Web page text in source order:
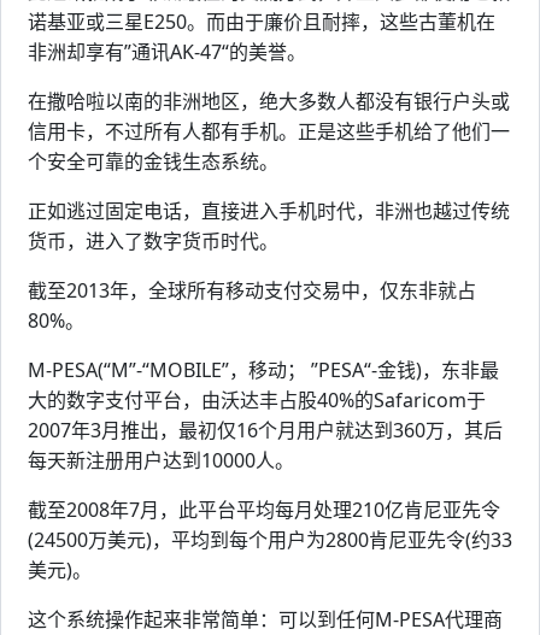
诺基亚或三星E250。而由于廉价且耐摔，这些古董机在
非洲却享有”通讯AK-47“的美誉。
在撒哈啦以南的非洲地区，绝大多数人都没有银行户头或
信用卡，不过所有人都有手机。正是这些手机给了他们一
个安全可靠的金钱生态系统。
正如逃过固定电话，直接进入手机时代，非洲也越过传统
货币，进入了数字货币时代。
截至2013年，全球所有移动支付交易中，仅东非就占
80%。
M-PESA(“M”-“MOBILE”，移动； ”PESA“-金钱)，东非最
大的数字支付平台，由沃达丰占股40%的Safaricom于
2007年3月推出，最初仅16个月用户就达到360万，其后
每天新注册用户达到10000人。
截至2008年7月，此平台平均每月处理210亿肯尼亚先令
(24500万美元)，平均到每个用户为2800肯尼亚先令(约33
美元)。
这个系统操作起来非常简单：可以到任何M-PESA代理商